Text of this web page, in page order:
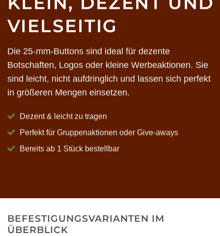
VIELSEITIG
Die 25-mm-Buttons sind ideal für dezente
Botschaften, Logos oder kleine Werbeaktionen. Sie
sind leicht, nicht aufdringlich und lassen sich perfekt
in größeren Mengen einsetzen.
Dezent & leicht zu tragen
Perfekt für Gruppenaktionen oder Give-aways
Bereits ab 1 Stück bestellbar
BEFESTIGUNGSVARIANTEN IM
ÜBERBLICK